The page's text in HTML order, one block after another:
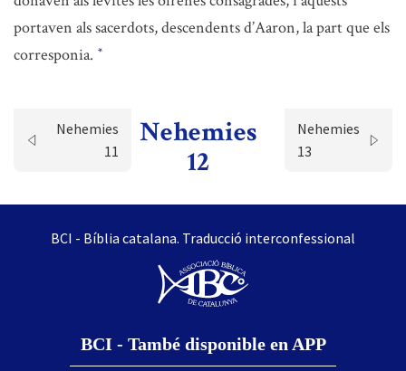
portaven als sacerdots, descendents d’Aaron, la part que els
corresponia. *
Nehemies
11
Nehemies
12
Nehemies
13
BCI - Bíblia catalana. Traducció interconfessional
BCI - També disponible en APP